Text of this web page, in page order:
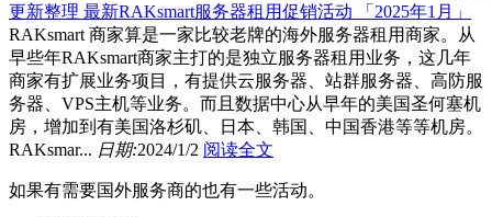
更新整理 最新RAKsmart服务器租用促销活动 「2025年1月」
RAKsmart 商家算是一家比较老牌的海外服务器租用商家。从
早些年RAKsmart商家主打的是独立服务器租用业务，这几年
商家有扩展业务项目，有提供云服务器、站群服务器、高防服
务器、VPS主机等业务。而且数据中心从早年的美国圣何塞机
房，增加到有美国洛杉矶、日本、韩国、中国香港等等机房。
RAKsmar... 日期:2024/1/2 阅读全文
如果有需要国外服务商的也有一些活动。